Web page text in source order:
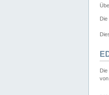
Die
Die